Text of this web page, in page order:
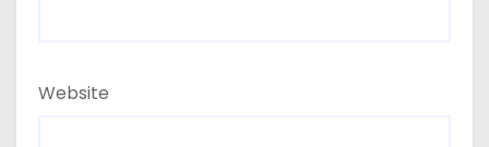
Website